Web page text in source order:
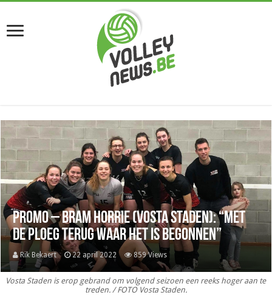
Promo – Bram Horrie (Vosta Staden): “Met
de ploeg terug waar het is begonnen”
Rik Bekaert 22 april 2022 859 Views
Vosta Staden is erop gebrand om volgend seizoen een reeks hoger aan te
treden. / FOTO Vosta Staden.